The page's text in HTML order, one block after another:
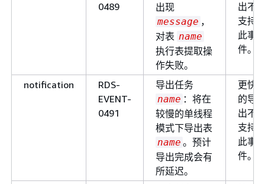
0489
出现
message ，
对表 name
执行表提取操
作失败。
出不
支持
此事
件。
notification
RDS-
EVENT-
0491
导出任务
name ：将在
较慢的单线程
模式下导出表
name 。预计
导出完成会有
所延迟。
更快
的导
出不
支持
此事
件。